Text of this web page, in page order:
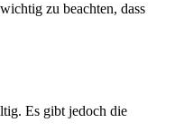
zu beachten, dass
Es gibt jedoch die